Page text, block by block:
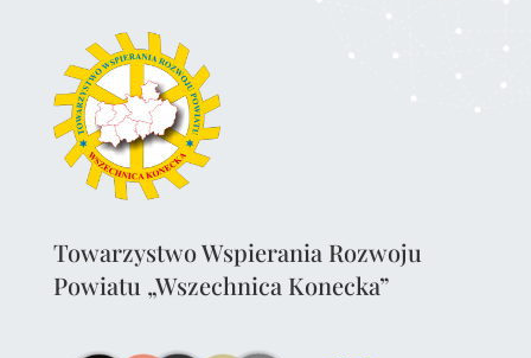
Towarzystwo Wspierania Rozwoju
Powiatu „Wszechnica Konecka”